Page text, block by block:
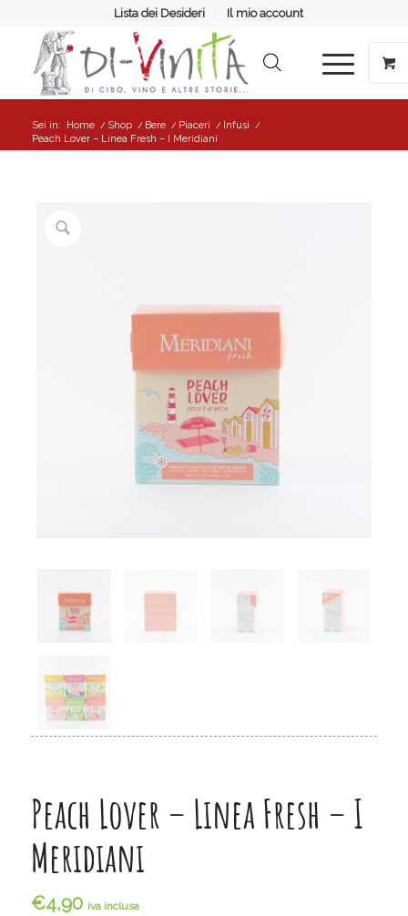
Lista dei Desideri Il mio account
Sei in: Home / Shop / Bere / Piaceri / Infusi /
Peach Lover – Linea Fresh – I Meridiani
Peach Lover – Linea Fresh – I
Meridiani
€4,90 iva inclusa